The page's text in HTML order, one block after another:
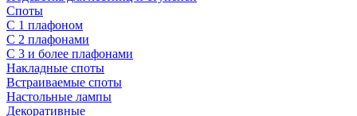
Споты
С 1 плафоном
С 2 плафонами
С 3 и более плафонами
Накладные споты
Встраиваемые споты
Настольные лампы
Декоративные